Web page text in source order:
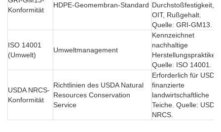
Konformität
HDPE-Geomembran-Standard Durchstoßfestigkeit,
OIT, Rußgehalt.
Quelle: GRI-GM13.
ISO 14001
(Umwelt)
Umweltmanagement
Kennzeichnet
nachhaltige
Herstellungspraktiken.
Quelle: ISO 14001.
USDA NRCS-
Konformität
Richtlinien des USDA Natural
Resources Conservation
Service
Erforderlich für USDA-
finanzierte
landwirtschaftliche
Teiche. Quelle: USDA
NRCS.